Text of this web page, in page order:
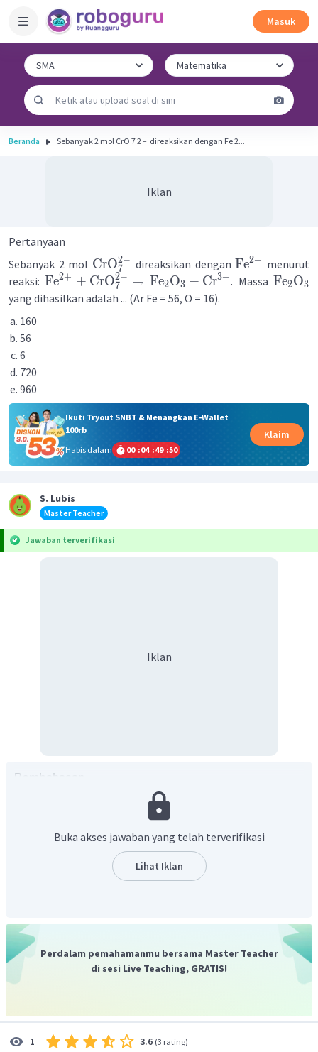
Masuk
Beranda Sebanyak 2 mol CrO 7 2 − ​ direaksikan dengan Fe 2...
Iklan
Pertanyaan
Sebanyak 2 mol CrO7
2− direaksikan denganFe2+ menurut
reaksi:Fe2+ + CrO7
2− → Fe2O3 + Cr3+. MassaFe2O3
yang dihasilkan adalah ... (Ar Fe = 56, O = 16).
160
56
6
720
960
Ikuti Tryout SNBT & Menangkan E-Wallet
100rb
Habis dalam
00 :04 :49 :50
Klaim
S. Lubis
Master Teacher
Jawaban terverifikasi
Iklan
Pembahasan
Buka akses jawaban yang telah terverifikasi
Lihat Iklan
Perdalam pemahamanmu bersama Master Teacher
di sesi Live Teaching, GRATIS!
1 3.6 (3 rating)